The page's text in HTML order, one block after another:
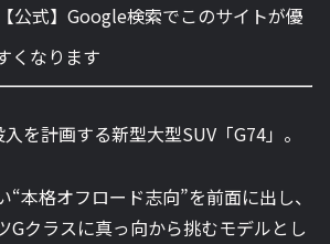
【公式】Google検索でこのサイトが優
くなります
を計画する新型大型SUV「G74」。
“本格オフロード志向”を前面に出し、
Gクラスに真っ向から挑むモデルとし